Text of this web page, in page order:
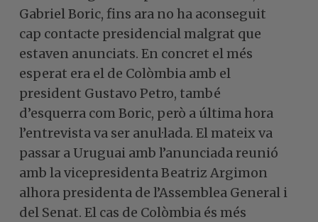
Gabriel Boric, fins ara no ha aconseguit
cap contacte presidencial malgrat que
estaven anunciats. En concret el més
esperat era el de Colòmbia amb el
president Gustavo Petro, també
d’esquerra com Boric, però a última hora
l’entrevista va ser anul·lada. El mateix va
passar a Uruguai amb l’anunciada reunió
amb la vicepresidenta Beatriz Argimon
alhora presidenta de l’Assemblea General i
del Senat. El cas de Colòmbia és més